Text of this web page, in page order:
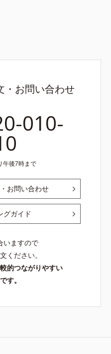
・お問い合わせ
010-
午後7時まで
お問い合わせ
グガイド
いますので
ください。
的つながりやすい
す。